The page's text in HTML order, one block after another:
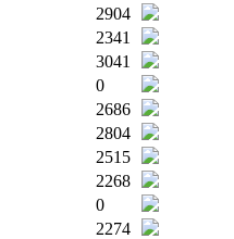
2904
2341
3041
0
2686
2804
2515
2268
0
2274